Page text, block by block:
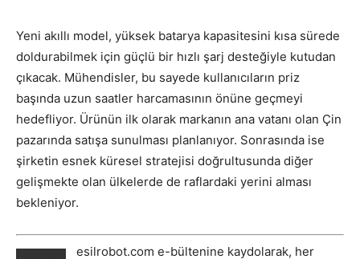
Yeni akıllı model, yüksek batarya kapasitesini kısa sürede
doldurabilmek için güçlü bir hızlı şarj desteğiyle kutudan
çıkacak. Mühendisler, bu sayede kullanıcıların priz
başında uzun saatler harcamasının önüne geçmeyi
hedefliyor. Ürünün ilk olarak markanın ana vatanı olan Çin
pazarında satışa sunulması planlanıyor. Sonrasında ise
şirketin esnek küresel stratejisi doğrultusunda diğer
gelişmekte olan ülkelerde de raflardaki yerini alması
bekleniyor.
esilrobot.com e-bültenine kaydolarak, her